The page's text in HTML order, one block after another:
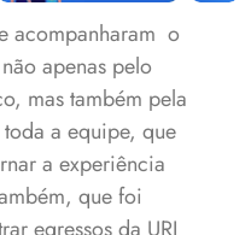
acompanharam o
apenas pelo
mas também pela
a equipe, que
a experiência
que foi